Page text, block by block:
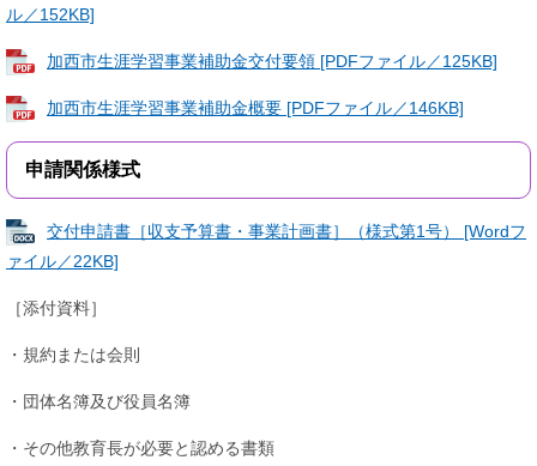
ル／152KB]
加西市生涯学習事業補助金交付要領 [PDFファイル／125KB]
加西市生涯学習事業補助金概要 [PDFファイル／146KB]
申請関係様式
交付申請書［収支予算書・事業計画書］（様式第1号） [Wordフ
ァイル／22KB]
［添付資料］
・規約または会則
・団体名簿及び役員名簿
・その他教育長が必要と認める書類​